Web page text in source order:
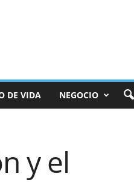
DE VIDA NEGOCIO
y el